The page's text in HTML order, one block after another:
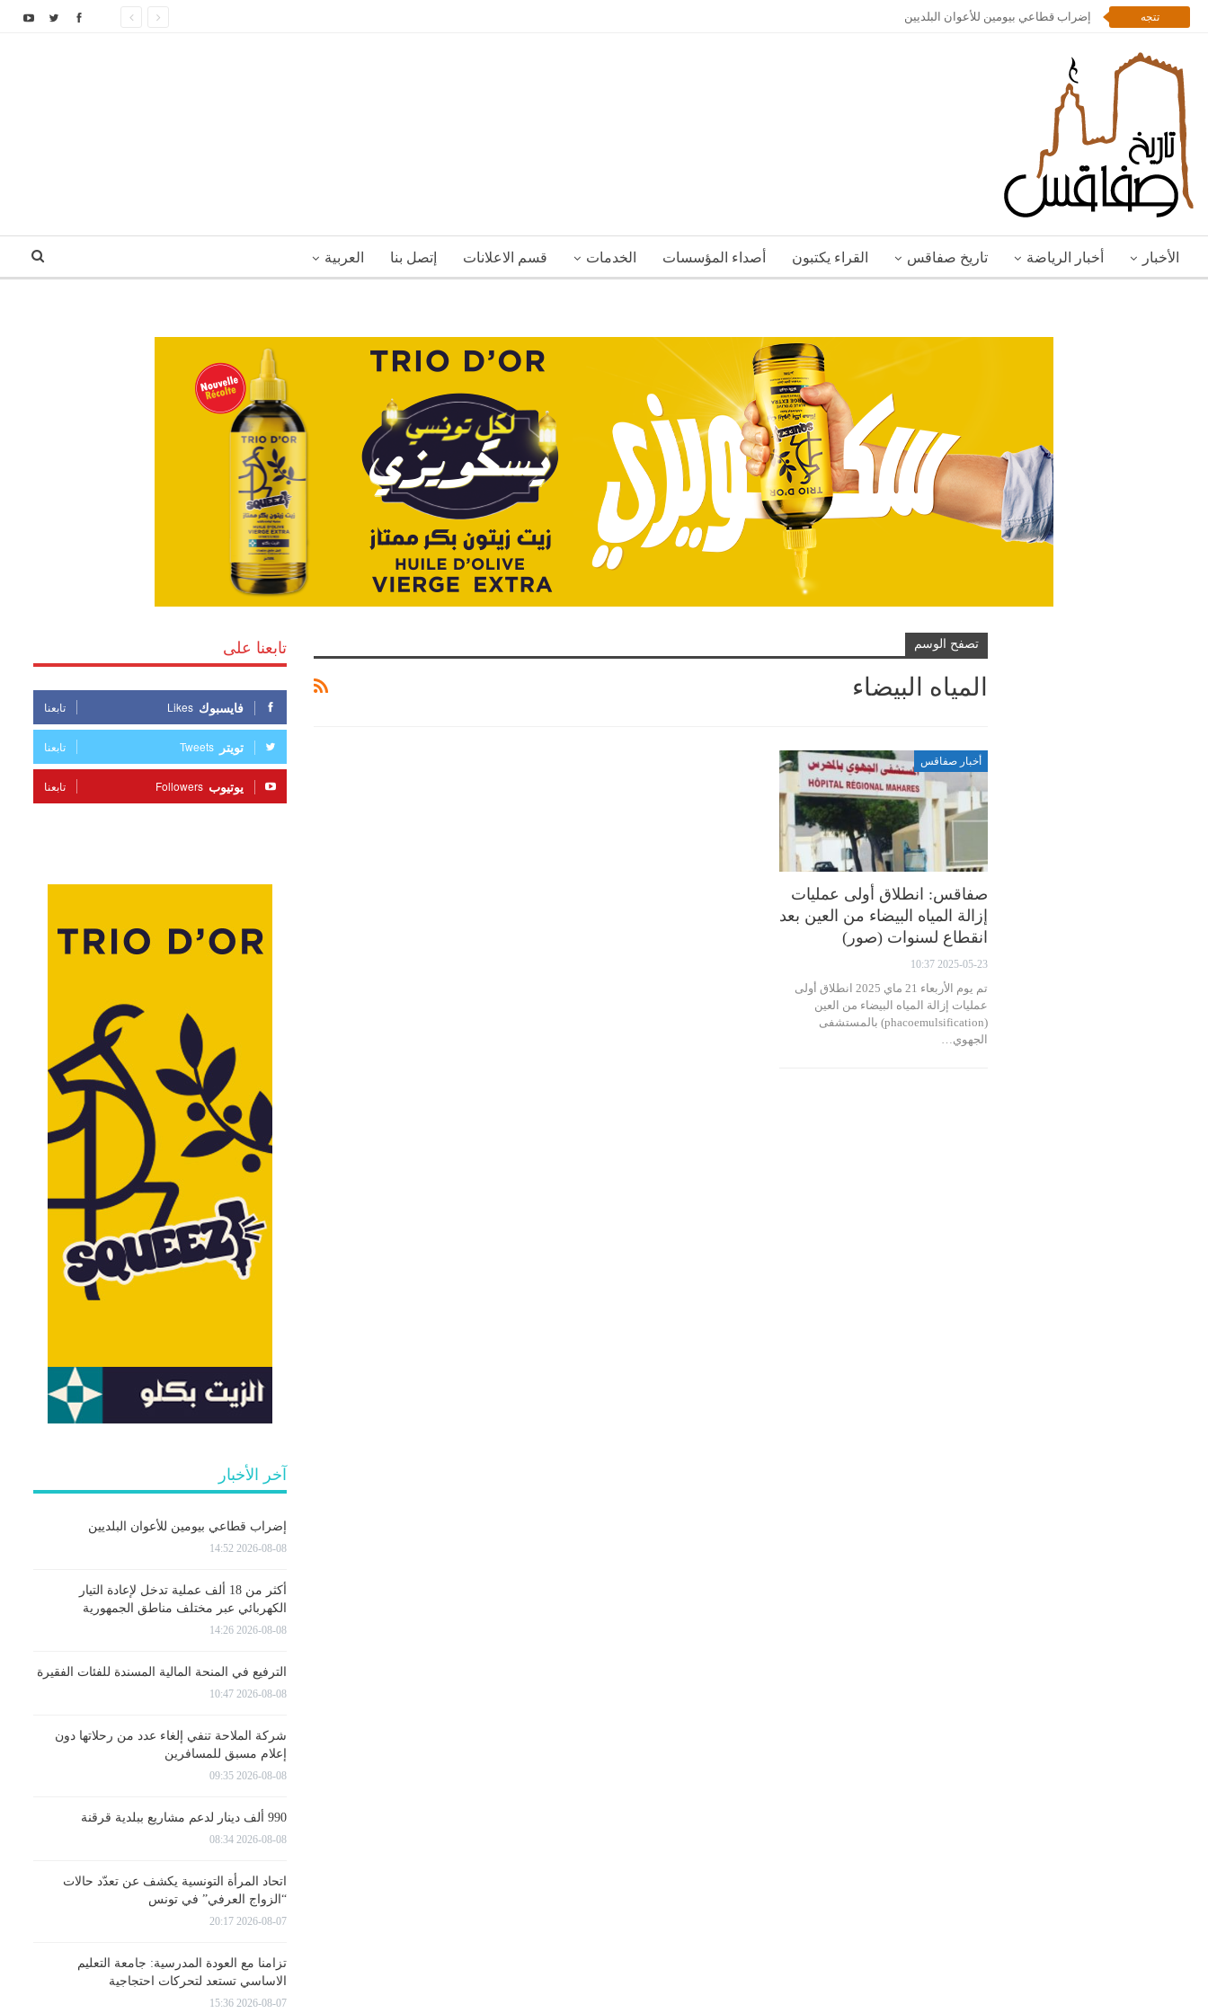
تتجه إضراب قطاعي بيومين للأعوان البلديين
الأخبار أخبار الرياضة تاريخ صفاقس القراء يكتبون أصداء المؤسسات الخدمات قسم الاعلانات إتصل بنا العربية
تصفح الوسم
المياه البيضاء
أخبار صفاقس
صفاقس: انطلاق أولى عمليات
إزالة المياه البيضاء من العين بعد
انقطاع لسنوات (صور)
2025-05-23 10:37
تم يوم الأربعاء 21 ماي 2025 انطلاق أولى
عمليات إزالة المياه البيضاء من العين
(phacoemulsification) بالمستشفى
الجهوي…
تابعنا على
فايسبوك Likes تابعنا
تويتر Tweets تابعنا
يوتيوب Followers تابعنا
آخر الأخبار
إضراب قطاعي بيومين للأعوان البلديين
2026-08-08 14:52
أكثر من 18 ألف عملية تدخل لإعادة التيار
الكهربائي عبر مختلف مناطق الجمهورية
2026-08-08 14:26
الترفيع في المنحة المالية المسندة للفئات الفقيرة
2026-08-08 10:47
شركة الملاحة تنفي إلغاء عدد من رحلاتها دون
إعلام مسبق للمسافرين
2026-08-08 09:35
990 ألف دينار لدعم مشاريع ببلدية قرقنة
2026-08-08 08:34
اتحاد المرأة التونسية يكشف عن تعدّد حالات
“الزواج العرفي” في تونس
2026-08-07 20:17
تزامنا مع العودة المدرسية: جامعة التعليم
الاساسي تستعد لتحركات احتجاجية
2026-08-07 15:36